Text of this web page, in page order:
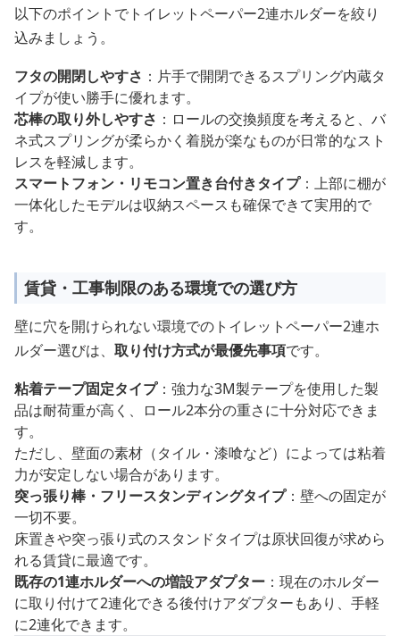
以下のポイントでトイレットペーパー2連ホルダーを絞り
込みましょう。
フタの開閉しやすさ ：片手で開閉できるスプリング内蔵タ
イプが使い勝手に優れます。
芯棒の取り外しやすさ ：ロールの交換頻度を考えると、バ
ネ式スプリングが柔らかく着脱が楽なものが日常的なスト
レスを軽減します。
スマートフォン・リモコン置き台付きタイプ：上部に棚が
一体化したモデルは収納スペースも確保できて実用的で
す。
賃貸・工事制限のある環境での選び方
壁に穴を開けられない環境でのトイレットペーパー2連ホ
ルダー選びは、 取り付け方式が最優先事項です。
粘着テープ固定タイプ：強力な3M製テープを使用した製
品は耐荷重が高く、ロール2本分の重さに十分対応できま
す。
ただし、壁面の素材（タイル・漆喰など）によっては粘着
力が安定しない場合があります。
突っ張り棒・フリースタンディングタイプ：壁への固定が
一切不要。
床置きや突っ張り式のスタンドタイプは原状回復が求めら
れる賃貸に最適です。
既存の1連ホルダーへの増設アダプター ：現在のホルダー
に取り付けて2連化できる後付けアダプターもあり、手軽
に2連化できます。